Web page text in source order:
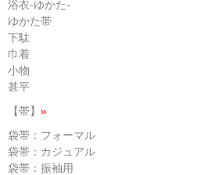
浴衣-ゆかた-
ゆかた帯
下駄
巾着
小物
甚平
【帯】 »
袋帯：フォーマル
袋帯：カジュアル
袋帯：振袖用